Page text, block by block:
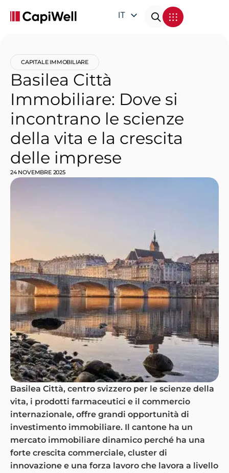
IT
CAPITALE IMMOBILIARE
Basilea Città
Immobiliare: Dove si
incontrano le scienze
della vita e la crescita
delle imprese
24 NOVEMBRE 2025
Basilea Città, centro svizzero per le scienze della
vita, i prodotti farmaceutici e il commercio
internazionale, offre grandi opportunità di
investimento immobiliare. Il cantone ha un
mercato immobiliare dinamico perché ha una
forte crescita commerciale, cluster di
innovazione e una forza lavoro che lavora a livello